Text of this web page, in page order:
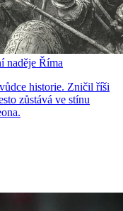
naděje Říma
historie. Zničil říši
zůstává ve stínu